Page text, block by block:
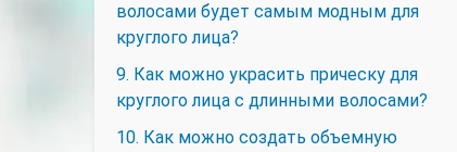
волосами будет самым модным для
круглого лица?
9. Как можно украсить прическу для
круглого лица с длинными волосами?
10. Как можно создать объемную